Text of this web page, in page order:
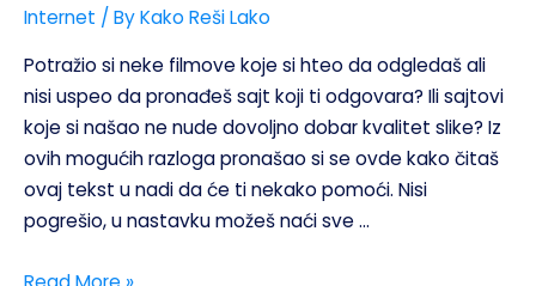
Internet / ByKako Reši Lako
Potražio si neke filmove koje si hteo da odgledaš ali
nisi uspeo da pronađeš sajt koji ti odgovara? Ili sajtovi
koje si našao ne nude dovoljno dobar kvalitet slike? Iz
ovih mogućih razloga pronašao si se ovde kako čitaš
ovaj tekst u nadi da će ti nekako pomoći. Nisi
pogrešio, u nastavku možeš naći sve …